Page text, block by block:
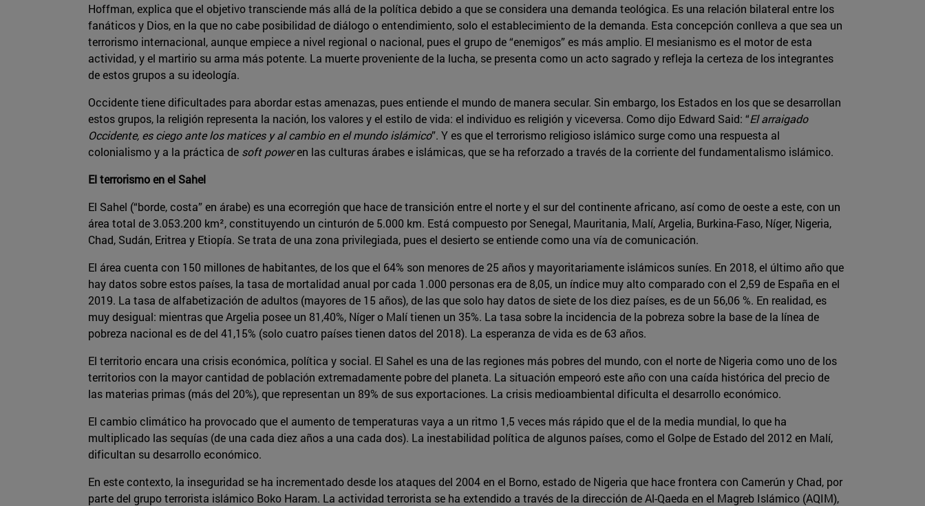
Hoffman, explica que el objetivo transciende más allá de la política debido a que se considera una demanda teológica. Es una relación bilateral entre los
fanáticos y Dios, en la que no cabe posibilidad de diálogo o entendimiento, solo el establecimiento de la demanda. Esta concepción conlleva a que sea un
terrorismo internacional, aunque empiece a nivel regional o nacional, pues el grupo de “enemigos” es más amplio. El mesianismo es el motor de esta
actividad, y el martirio su arma más potente. La muerte proveniente de la lucha, se presenta como un acto sagrado y refleja la certeza de los integrantes
de estos grupos a su ideología.
Occidente tiene dificultades para abordar estas amenazas, pues entiende el mundo de manera secular. Sin embargo, los Estados en los que se desarrollan
estos grupos, la religión representa la nación, los valores y el estilo de vida: el individuo es religión y viceversa. Como dijo Edward Said: “El arraigado
Occidente, es ciego ante los matices y al cambio en el mundo islámico”. Y es que el terrorismo religioso islámico surge como una respuesta al
colonialismo y a la práctica de soft poweren las culturas árabes e islámicas, que se ha reforzado a través de la corriente del fundamentalismo islámico.
El terrorismo en el Sahel
El Sahel (“borde, costa” en árabe) es una ecorregión que hace de transición entre el norte y el sur del continente africano, así como de oeste a este, con un
área total de 3.053.200 km², constituyendo un cinturón de 5.000 km. Está compuesto por Senegal, Mauritania, Malí, Argelia, Burkina-Faso, Níger, Nigeria,
Chad, Sudán, Eritrea y Etiopía. Se trata de una zona privilegiada, pues el desierto se entiende como una vía de comunicación.
El área cuenta con 150 millones de habitantes, de los que el 64% son menores de 25 años y mayoritariamente islámicos suníes. En 2018, el último año que
hay datos sobre estos países, la tasa de mortalidad anual por cada 1.000 personas era de 8,05, un índice muy alto comparado con el 2,59 de España en el
2019. La tasa de alfabetización de adultos (mayores de 15 años), de las que solo hay datos de siete de los diez países, es de un 56,06 %. En realidad, es
muy desigual: mientras que Argelia posee un 81,40%, Níger o Malí tienen un 35%. La tasa sobre la incidencia de la pobreza sobre la base de la línea de
pobreza nacional es de del 41,15% (solo cuatro países tienen datos del 2018). La esperanza de vida es de 63 años.
El territorio encara una crisis económica, política y social. El Sahel es una de las regiones más pobres del mundo, con el norte de Nigeria como uno de los
territorios con la mayor cantidad de población extremadamente pobre del planeta. La situación empeoró este año con una caída histórica del precio de
las materias primas (más del 20%), que representan un 89% de sus exportaciones. La crisis medioambiental dificulta el desarrollo económico.
El cambio climático ha provocado que el aumento de temperaturas vaya a un ritmo 1,5 veces más rápido que el de la media mundial, lo que ha
multiplicado las sequías (de una cada diez años a una cada dos). La inestabilidad política de algunos países, como el Golpe de Estado del 2012 en Malí,
dificultan su desarrollo económico.
En este contexto, la inseguridad se ha incrementado desde los ataques del 2004 en el Borno, estado de Nigeria que hace frontera con Camerún y Chad, por
parte del grupo terrorista islámico Boko Haram. La actividad terrorista se ha extendido a través de la dirección de Al-Qaeda en el Magreb Islámico (AQIM),